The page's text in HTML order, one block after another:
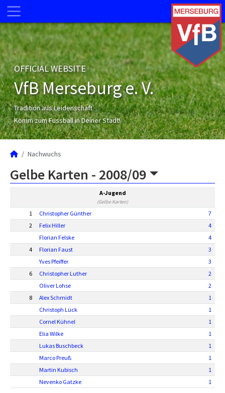
OFFICIAL WEBSITE
VfB Merseburg e. V.
Tradition aus Leidenschaft
Komm zum Fussball in Deiner Stadt!
Nachwuchs
Gelbe Karten - 2008/09
A-Jugend
(Gelbe Karten)
1 Christopher Günther
7
2
Felix Hiller
4
Florian Felske
4
4
Florian Faust
3
Yves Pfeiffer
3
6
Christopher Luther
2
Oliver Lohse
2
8
Alex Schmidt
1
Christoph Lück
1
Cornel Kühnel
1
Elia Wilke
1
Lukas Buschbeck
1
Marco Preuß
1
Martin Kubisch
1
Nevenko Gatzke
1